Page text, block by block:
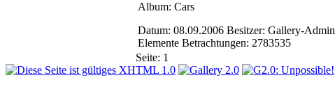
Album: Cars
Datum: 08.09.2006 Besitzer: Gallery-Admin
Elemente Betrachtungen: 2783535
Seite: 1